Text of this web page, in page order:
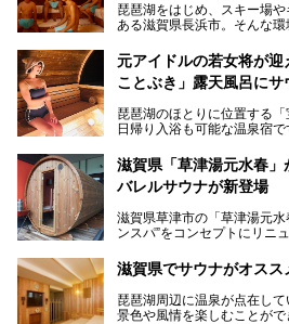
琵琶湖の雄大な景色を眺め
琵琶湖をはじめ、スキー場
ある滋賀県長浜市。そんな環
今回は、「北近江リゾート
晩まで楽しめる過ごし方を
違いなしですよ。
───
この記事は北近江リゾート
す。
元アイドルの若女将が
ことぶき」露天風呂にサ
琵琶湖のほとりに位置する「
日帰り入浴も可能な温泉宿
ープン。湖からそよぐ爽や
が楽しめます。
を打てるのも醍醐味の一つ。
イドル」の現役アーティス
滋賀県「草津湯元水春
バレルサウナが新登場
滋賀県草津市の「草津湯元
ンスパ”をコンセプトにリニ
たほか、岩盤房やバレルサ
産地消をテーマにしたレス
今回新しくなった「草津湯元
紹介します。
滋賀県でサウナがオス
琵琶湖周辺に温泉が点在し
景色や風情を楽しむことがで